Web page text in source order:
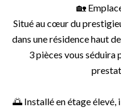
🏡
Situé au cœur du
dans une résidence haut
3 pièces vous séduira
🌅 Installé en étage élevé,